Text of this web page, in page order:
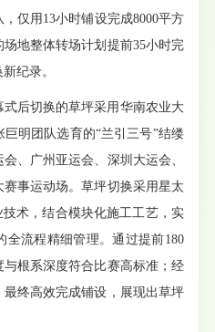
仅用13小时铺设完成8000平方
地整体转场计划提前35小时完
纪录。
后切换的草坪采用华南农业大
明团队选育的“兰引三号”结缕
、广州亚运会、深圳大运会、
事运动场。草坪切换采用星太
术，结合模块化施工工艺，实
全流程精细管理。通过提前180
根系深度符合比赛高标准；经
终高效完成铺设，展现出草坪